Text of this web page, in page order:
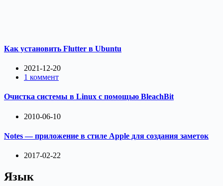
Как установить Flutter в Ubuntu
2021-12-20
1 коммент
Очистка системы в Linux с помощью BleachBit
2010-06-10
Notes — приложение в стиле Apple для создания заметок
2017-02-22
Язык